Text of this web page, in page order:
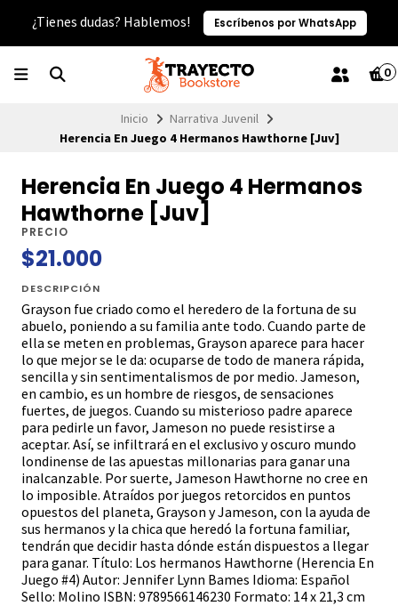
¿Tienes dudas? Hablemos! Escríbenos por WhatsApp
0
Inicio
Narrativa Juvenil
Herencia En Juego 4 Hermanos Hawthorne [Juv]
Herencia En Juego 4 Hermanos
Hawthorne [Juv]
PRECIO
$21.000
DESCRIPCIÓN
Grayson fue criado como el heredero de la fortuna de su
abuelo, poniendo a su familia ante todo. Cuando parte de
ella se meten en problemas, Grayson aparece para hacer
lo que mejor se le da: ocuparse de todo de manera rápida,
sencilla y sin sentimentalismos de por medio. Jameson,
en cambio, es un hombre de riesgos, de sensaciones
fuertes, de juegos. Cuando su misterioso padre aparece
para pedirle un favor, Jameson no puede resistirse a
aceptar. Así, se infiltrará en el exclusivo y oscuro mundo
londinense de las apuestas millonarias para ganar una
inalcanzable. Por suerte, Jameson Hawthorne no cree en
lo imposible. Atraídos por juegos retorcidos en puntos
opuestos del planeta, Grayson y Jameson, con la ayuda de
sus hermanos y la chica que heredó la fortuna familiar,
tendrán que decidir hasta dónde están dispuestos a llegar
para ganar. Título: Los hermanos Hawthorne (Herencia En
Juego #4) Autor: Jennifer Lynn Bames Idioma: Español
Sello: Molino ISBN: 9789566146230 Formato: 14 x 21,3 cm